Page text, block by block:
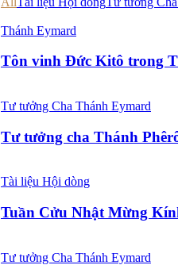
Thánh Eymard
Tôn vinh Đức Kitô trong
Tư tưởng Cha Thánh Eymard
Tư tưởng cha Thánh
Tài liệu Hội dòng
Tuần Cửu Nhật Mừng
Tư tưởng Cha Thánh Eymard